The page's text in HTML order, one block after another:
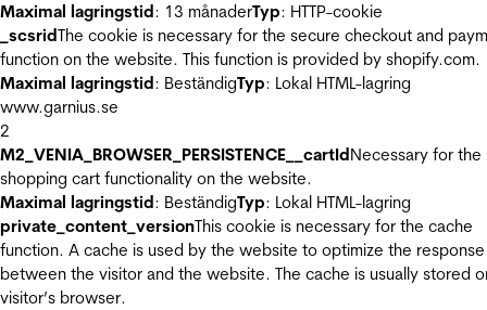
Maximal lagringstid: 13 månaderTyp: HTTP-cookie
_scsridThe cookie is necessary for the secure checkout and
function on the website. This function is provided by shopify.com.
Maximal lagringstid: BeständigTyp: Lokal HTML-lagring
www.garnius.se
2
M2_VENIA_BROWSER_PERSISTENCE__cartIdNecessary for the
shopping cart functionality on the website.
Maximal lagringstid: BeständigTyp: Lokal HTML-lagring
private_content_versionThis cookie is necessary for the cache
function. A cache is used by the website to optimize the
between the visitor and the website. The cache is usually stored
visitor’s browser.